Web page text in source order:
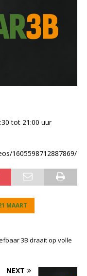
tot 21:00 uur
1605598712887869/
MAART
3B draait op volle
NEXT